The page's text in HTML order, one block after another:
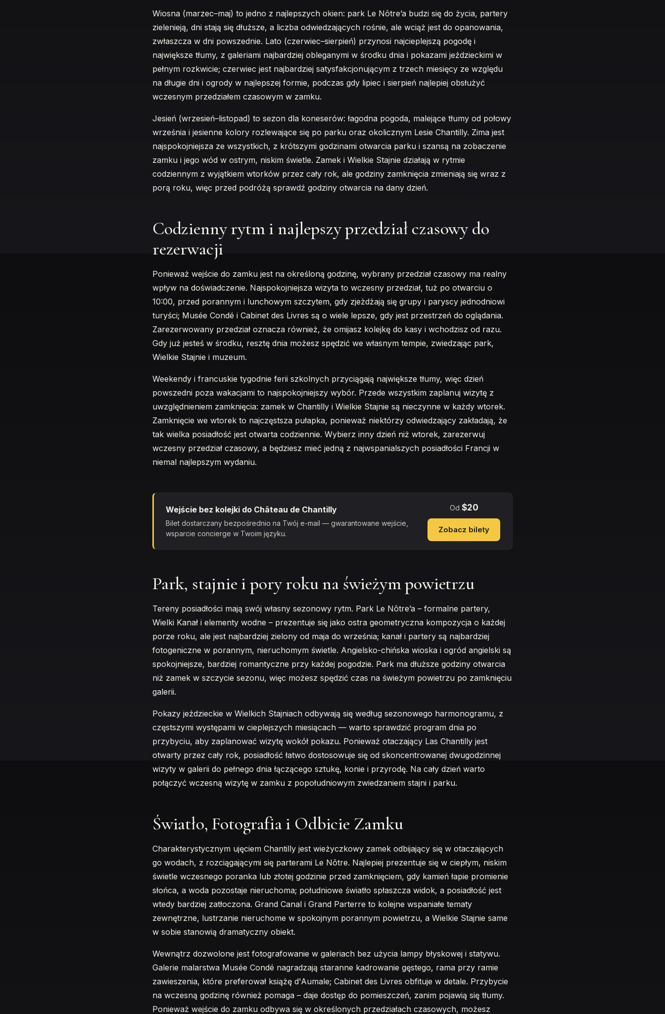
Wiosna (marzec–maj) to jedno z najlepszych okien: park Le Nôtre’a budzi się do życia, partery
zielenieją, dni stają się dłuższe, a liczba odwiedzających rośnie, ale wciąż jest do opanowania,
zwłaszcza w dni powszednie. Lato (czerwiec–sierpień) przynosi najcieplejszą pogodę i
największe tłumy, z galeriami najbardziej obleganymi w środku dnia i pokazami jeździeckimi w
pełnym rozkwicie; czerwiec jest najbardziej satysfakcjonującym z trzech miesięcy ze względu
na długie dni i ogrody w najlepszej formie, podczas gdy lipiec i sierpień najlepiej obsłużyć
wczesnym przedziałem czasowym w zamku.
Jesień (wrzesień–listopad) to sezon dla koneserów: łagodna pogoda, malejące tłumy od połowy
września i jesienne kolory rozlewające się po parku oraz okolicznym Lesie Chantilly. Zima jest
najspokojniejsza ze wszystkich, z krótszymi godzinami otwarcia parku i szansą na zobaczenie
zamku i jego wód w ostrym, niskim świetle. Zamek i Wielkie Stajnie działają w rytmie
codziennym z wyjątkiem wtorków przez cały rok, ale godziny zamknięcia zmieniają się wraz z
porą roku, więc przed podróżą sprawdź godziny otwarcia na dany dzień.
Codzienny rytm i najlepszy przedział czasowy do
rezerwacji
Ponieważ wejście do zamku jest na określoną godzinę, wybrany przedział czasowy ma realny
wpływ na doświadczenie. Najspokojniejsza wizyta to wczesny przedział, tuż po otwarciu o
10:00, przed porannym i lunchowym szczytem, gdy zjeżdżają się grupy i paryscy jednodniowi
turyści; Musée Condé i Cabinet des Livres są o wiele lepsze, gdy jest przestrzeń do oglądania.
Zarezerwowany przedział oznacza również, że omijasz kolejkę do kasy i wchodzisz od razu.
Gdy już jesteś w środku, resztę dnia możesz spędzić we własnym tempie, zwiedzając park,
Wielkie Stajnie i muzeum.
Weekendy i francuskie tygodnie ferii szkolnych przyciągają największe tłumy, więc dzień
powszedni poza wakacjami to najspokojniejszy wybór. Przede wszystkim zaplanuj wizytę z
uwzględnieniem zamknięcia: zamek w Chantilly i Wielkie Stajnie są nieczynne w każdy wtorek.
Zamknięcie we wtorek to najczęstsza pułapka, ponieważ niektórzy odwiedzający zakładają, że
tak wielka posiadłość jest otwarta codziennie. Wybierz inny dzień niż wtorek, zarezerwuj
wczesny przedział czasowy, a będziesz mieć jedną z najwspanialszych posiadłości Francji w
niemal najlepszym wydaniu.
Wejście bez kolejki do Château de Chantilly
Bilet dostarczany bezpośrednio na Twój e-mail — gwarantowane wejście,
wsparcie concierge w Twoim języku.
Od $20
Zobacz bilety
Park, stajnie i pory roku na świeżym powietrzu
Tereny posiadłości mają swój własny sezonowy rytm. Park Le Nôtre’a – formalne partery,
Wielki Kanał i elementy wodne – prezentuje się jako ostra geometryczna kompozycja o każdej
porze roku, ale jest najbardziej zielony od maja do września; kanał i partery są najbardziej
fotogeniczne w porannym, nieruchomym świetle. Angielsko-chińska wioska i ogród angielski są
spokojniejsze, bardziej romantyczne przy każdej pogodzie. Park ma dłuższe godziny otwarcia
niż zamek w szczycie sezonu, więc możesz spędzić czas na świeżym powietrzu po zamknięciu
galerii.
Pokazy jeździeckie w Wielkich Stajniach odbywają się według sezonowego harmonogramu, z
częstszymi występami w cieplejszych miesiącach — warto sprawdzić program dnia po
przybyciu, aby zaplanować wizytę wokół pokazu. Ponieważ otaczający Las Chantilly jest
otwarty przez cały rok, posiadłość łatwo dostosowuje się od skoncentrowanej dwugodzinnej
wizyty w galerii do pełnego dnia łączącego sztukę, konie i przyrodę. Na cały dzień warto
połączyć wczesną wizytę w zamku z popołudniowym zwiedzaniem stajni i parku.
Światło, Fotografia i Odbicie Zamku
Charakterystycznym ujęciem Chantilly jest wieżyczkowy zamek odbijający się w otaczających
go wodach, z rozciągającymi się parterami Le Nôtre. Najlepiej prezentuje się w ciepłym, niskim
świetle wczesnego poranka lub złotej godzinie przed zamknięciem, gdy kamień łapie promienie
słońca, a woda pozostaje nieruchoma; południowe światło spłaszcza widok, a posiadłość jest
wtedy bardziej zatłoczona. Grand Canal i Grand Parterre to kolejne wspaniałe tematy
zewnętrzne, lustrzanie nieruchome w spokojnym porannym powietrzu, a Wielkie Stajnie same
w sobie stanowią dramatyczny obiekt.
Wewnątrz dozwolone jest fotografowanie w galeriach bez użycia lampy błyskowej i statywu.
Galerie malarstwa Musée Condé nagradzają staranne kadrowanie gęstego, rama przy ramie
zawieszenia, które preferował książę d'Aumale; Cabinet des Livres obfituje w detale. Przybycie
na wczesną godzinę również pomaga – daje dostęp do pomieszczeń, zanim pojawią się tłumy.
Ponieważ wejście do zamku odbywa się w określonych przedziałach czasowych, możesz